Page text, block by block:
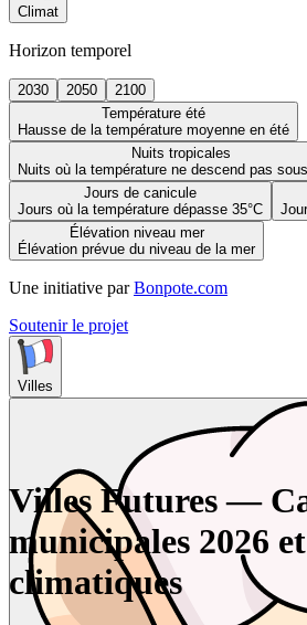
Climat
Horizon temporel
2030 2050
2100
Température été
Hausse de la température moyenne en été
Nuits tropicales
Nuits où la température ne descend pas
Jours de canicule
Jours où la température dépasse 35°C
Élévation niveau mer
Élévation prévue du niveau de la mer
Une initiative par Bonpote.com
Soutenir le projet
Villes
Villes Futures —
municipales 2026
climatiques